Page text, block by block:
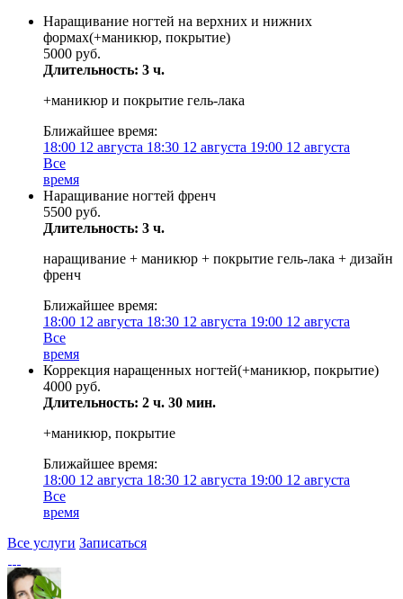
Наращивание ногтей на верхних и нижних
формах(+маникюр, покрытие)
5000 руб.
Длительность: 3 ч.
+маникюр и покрытие гель-лака
Ближайшее время:
18:00 12 августа 18:30 12 августа 19:00 12 августа
Все
время
Наращивание ногтей френч
5500 руб.
Длительность: 3 ч.
наращивание + маникюр + покрытие гель-лака + дизайн
френч
Ближайшее время:
18:00 12 августа 18:30 12 августа 19:00 12 августа
Все
время
Коррекция наращенных ногтей(+маникюр, покрытие)
4000 руб.
Длительность: 2 ч. 30 мин.
+маникюр, покрытие
Ближайшее время:
18:00 12 августа 18:30 12 августа 19:00 12 августа
Все
время
Все услуги Записаться